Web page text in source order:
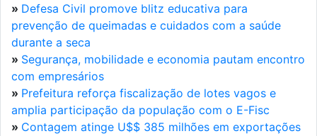
» Defesa Civil promove blitz educativa para
prevenção de queimadas e cuidados com a saúde
durante a seca
» Segurança, mobilidade e economia pautam encontro
com empresários
» Prefeitura reforça fiscalização de lotes vagos e
amplia participação da população com o E-Fisc
» Contagem atinge U$$ 385 milhões em exportações